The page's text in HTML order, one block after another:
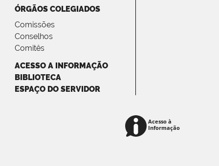
ÓRGÃOS COLEGIADOS
Comissões
Conselhos
Comitês
ACESSO A INFORMAÇÃO
BIBLIOTECA
ESPAÇO DO SERVIDOR